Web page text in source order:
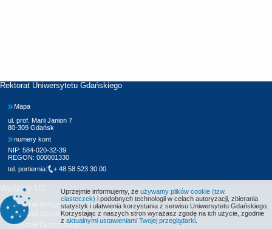
Rektorat Uniwersytetu Gdańskiego
Mapa
ul. prof. Marii Janion 7
80-309 Gdańsk
numery kont
NIP: 584-020-32-39
REGON: 000001330
tel. portiernia:
+ 48 58 523 30 00
Wydziały UG
Wydział Biologii
Wydział Chemii
Wydział Ekonomiczny
Uprzejmie informujemy, że używamy plików cookie (tzw.
ciasteczek) i podobnych technologii w celach autoryzacji, zbierania
statystyk i ułatwienia korzystania z serwisu Uniwersytetu Gdańskiego.
Korzystając z naszych stron wyrażasz zgodę na ich użycie, zgodnie
z aktualnymi ustawieniami Twojej przeglądarki